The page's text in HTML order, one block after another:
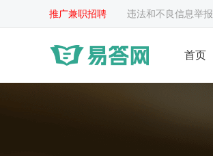
推广兼职招聘 违法和不良信息举报
首页